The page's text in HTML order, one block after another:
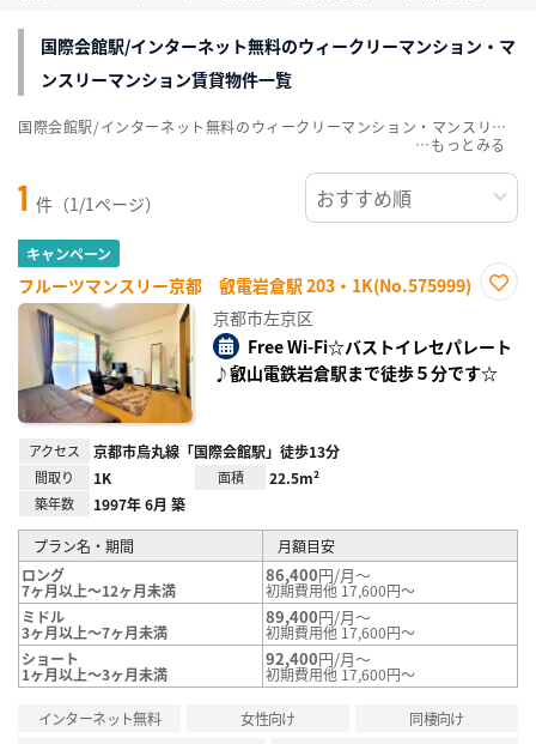
国際会館駅/インターネット無料のウィークリーマンション・マ
ンスリーマンション賃貸物件一覧
1 件（1/1ページ）
キャンペーン
フルーツマンスリー京都 叡電岩倉駅 203・1K(No.575999)
り登
録
京都市左京区
Free Wi-Fi☆バストイレセパレート
♪叡山電鉄岩倉駅まで徒歩５分です☆
アクセス 京都市烏丸線「国際会館駅」徒歩13分
間取り 1K 面積 22.5m²
築年数 1997年 6月 築
プラン名・期間
月額目安
ロング
7ヶ月以上～12ヶ月未満
86,400円/月～
初期費用他 17,600円～
ミドル
3ヶ月以上～7ヶ月未満
89,400円/月～
初期費用他 17,600円～
ショート
1ヶ月以上～3ヶ月未満
92,400円/月～
初期費用他 17,600円～
インターネット無料 女性向け
同棲向け
国際会館駅/インターネット無料のウィークリーマンション・マンスリーマンション賃貸物件一覧を掲載中。敷金・礼金無料、家具・家電付をご紹介。こだわり条件での絞込みも簡単！
…